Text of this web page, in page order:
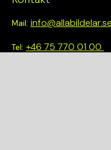
Mail: info@allabildelar.se
Tel: +46 75 770 01 00